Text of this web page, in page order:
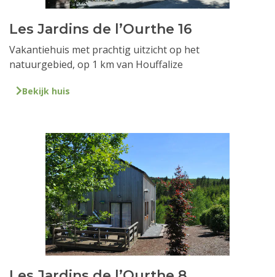
Les Jardins de l’Ourthe 16
Vakantiehuis met prachtig uitzicht op het
natuurgebied, op 1 km van Houffalize
Bekijk huis